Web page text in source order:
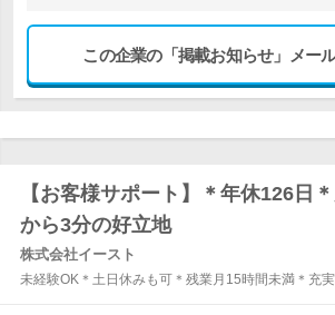
この企業の「掲載お知らせ」メー
【お客様サポート】＊年休126日
から3分の好立地
株式会社イースト
未経験OK＊土日休みも可＊残業月15時間未満＊充